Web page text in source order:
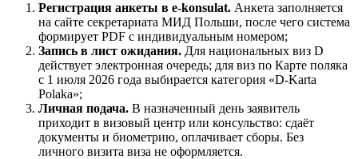
Регистрация анкеты в e-konsulat. Анкета заполняется
на сайте секретариата МИД Польши, после чего система
формирует PDF с индивидуальным номером;
Запись в лист ожидания. Для национальных виз D
действует электронная очередь; для виз по Карте поляка
с 1 июля 2026 года выбирается категория «D-Karta
Polaka»;
Личная подача. В назначенный день заявитель
приходит в визовый центр или консульство: сдаёт
документы и биометрию, оплачивает сборы. Без
личного визита виза не оформляется.